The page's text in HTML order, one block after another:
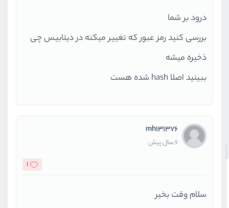
درود بر شما
بررسی کنید رمز عبور که تغییر میکنه در دیتابیس چی
ذخیره میشه
ببینید اصلا hash شده هست
mh131376
6 سال پیش
1
سلام وقت بخیر